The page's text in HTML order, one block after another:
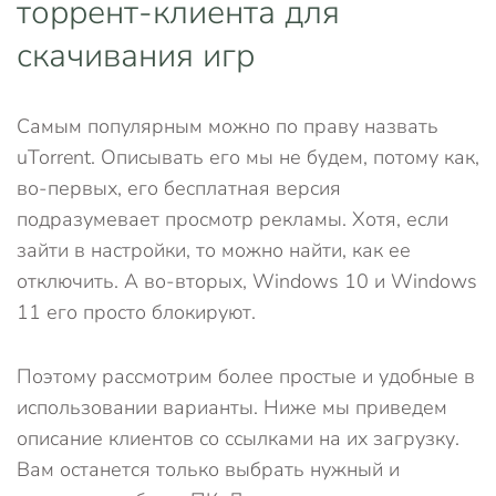
торрент-клиента для
скачивания игр
Самым популярным можно по праву назвать
uTorrent. Описывать его мы не будем, потому как,
во-первых, его бесплатная версия
подразумевает просмотр рекламы. Хотя, если
зайти в настройки, то можно найти, как ее
отключить. А во-вторых, Windows 10 и Windows
11 его просто блокируют.
Поэтому рассмотрим более простые и удобные в
использовании варианты. Ниже мы приведем
описание клиентов со ссылками на их загрузку.
Вам останется только выбрать нужный и